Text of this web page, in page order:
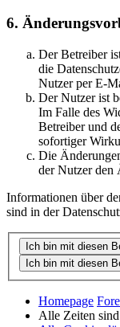
6.
Der Betreiber
die
Nutzer per E-
Der Nutzer ist
Im Falle des
Betreiber und
sofortiger
Die
der Nutzer den
Informationen über
sind in der
Homepage
Alle Zeiten sind